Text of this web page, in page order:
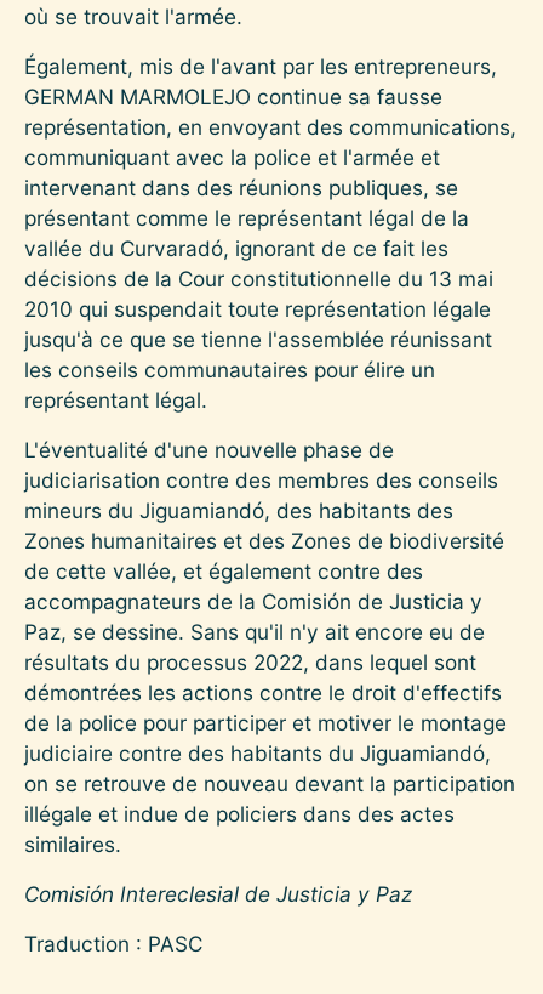
où se trouvait l'armée.
Également, mis de l'avant par les entrepreneurs,
GERMAN MARMOLEJO continue sa fausse
représentation, en envoyant des communications,
communiquant avec la police et l'armée et
intervenant dans des réunions publiques, se
présentant comme le représentant légal de la
vallée du Curvaradó, ignorant de ce fait les
décisions de la Cour constitutionnelle du 13 mai
2010 qui suspendait toute représentation légale
jusqu'à ce que se tienne l'assemblée réunissant
les conseils communautaires pour élire un
représentant légal.
L'éventualité d'une nouvelle phase de
judiciarisation contre des membres des conseils
mineurs du Jiguamiandó, des habitants des
Zones humanitaires et des Zones de biodiversité
de cette vallée, et également contre des
accompagnateurs de la Comisión de Justicia y
Paz, se dessine. Sans qu'il n'y ait encore eu de
résultats du processus 2022, dans lequel sont
démontrées les actions contre le droit d'effectifs
de la police pour participer et motiver le montage
judiciaire contre des habitants du Jiguamiandó,
on se retrouve de nouveau devant la participation
illégale et indue de policiers dans des actes
similaires.
Comisión Intereclesial de Justicia y Paz
Traduction : PASC